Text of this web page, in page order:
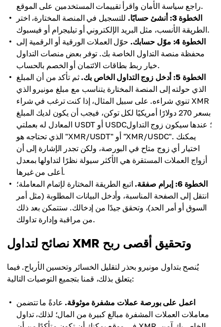
راجع سياسة الأمان واقرأ تقييمات المستخدمين على الموقع.
الخطوة 3: أنشئ حسابًا.
للتسجيل في المنصة المختارة، اختر
الطريقة الأنسب، مثل البريد الإلكتروني أو تيليجرام أو فيسبوك.
الخطوة 4: موّل حسابك.
حوّل العملات الورقية أو الرقمية إلى
محفظة منصة التداول الخاصة بك. توفر بعض منصات التداول
خيار ربط بطاقات الائتمان أو الخصم بالحساب.
الخطوة 5: أدخل زوج التداول الخاص بك.
ثم تأكد من أن المبلغ
الذي حولته إلى المنصة المختارة يتناسب مع مبلغ مونيرو الذي
تنوي شراءه. على سبيل المثال، إذا كنت ترغب في شراء XMR
بسعر 270 دولارًا أمريكيًا لكل توكن، فيجب أن يكون لديك المبلغ
المعادل له بعملتي USDT أو USDC؛ عندها سيكون زوج التداول
الذي تحتاجه هو "XMR/USDT" أو "XMR/USDC". يمكنك
اختيار أي زوج متاح في البورصة، ولكن تجدر الإشارة إلى أن
أزواج العملات المستقرة هي الأكثر سيولة نظرًا لتداولها بمعدل
أعلى من غيرها.
الخطوة 6: إبرام صفقة.
اتبع الطريقة المختارة لإتمام المعاملة؛
انتقل إلى الصفحة المناسبة، وأدخل البيانات المطلوبة (مثل أمر
السوق أو أمر الحد)، وتحقق جيدًا من إدخالك. ستتمكن بعد ذلك
من مراقبة وإدارة تداولك.
نصائح لتداول XMR وتحقيق أقصى ربح
يُنصح بتداول مونيرو بحذر لتقليل الخسائر وتحسين الأرباح. فيما
يتعلق بذلك، قمنا بتجميع التوصيات التالية:
اعمل على بورصة عملات مشفرة موثوقة. عادةً ما تتضمن
معاملات العملات المشفرة مبالغ كبيرة من المال؛ لذلك، تداول